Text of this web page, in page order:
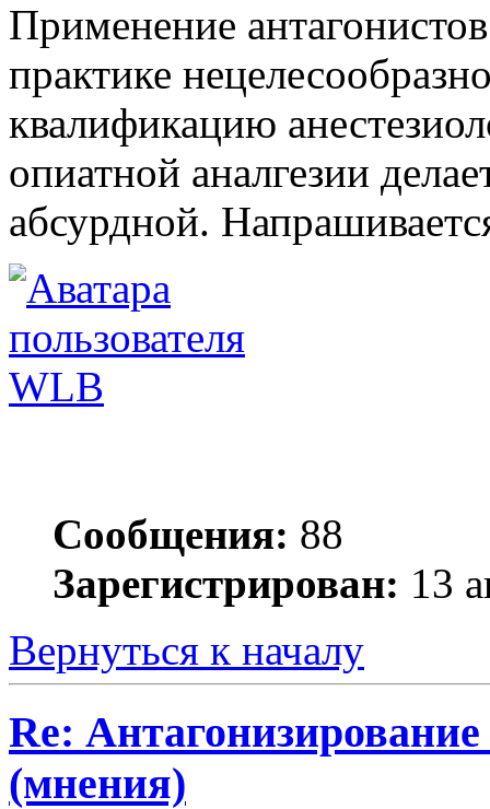
Применение
практике
квалификацию
опиатной аналгезии
абсурдной.
WLB
Сообщения: 88
Зарегистрирован: 13
Вернуться к началу
Re:
(мнения)